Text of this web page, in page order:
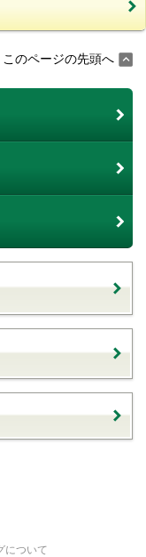
このページの先頭へ
について